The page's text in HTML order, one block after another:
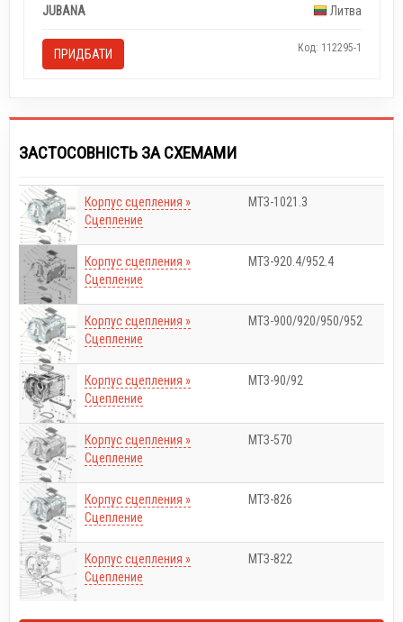
JUBANA
Литва
ПРИДБАТИ Код: 112295-1
ЗАСТОСОВНІСТЬ ЗА СХЕМАМИ
Корпус сцепления »
Сцепление
МТЗ-1021.3
Корпус сцепления »
Сцепление
МТЗ-920.4/952.4
Корпус сцепления »
Сцепление
МТЗ-900/920/950/952
Корпус сцепления »
Сцепление
МТЗ-90/92
Корпус сцепления »
Сцепление
МТЗ-570
Корпус сцепления »
Сцепление
МТЗ-826
Корпус сцепления »
Сцепление
МТЗ-822